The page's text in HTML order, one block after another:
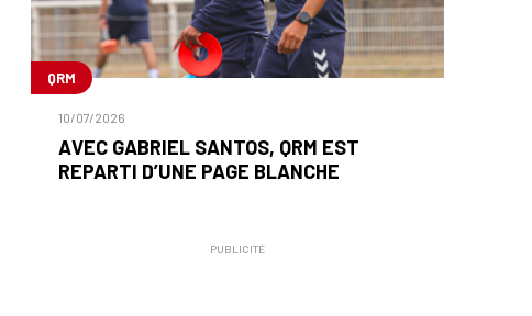
QRM
10/07/2026
AVEC GABRIEL SANTOS, QRM EST
REPARTI D’UNE PAGE BLANCHE
PUBLICITÉ